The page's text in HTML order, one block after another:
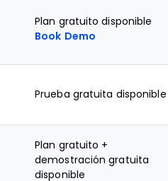
Plan gratuito disponible
Book Demo
Prueba gratuita disponible
Plan gratuito +
demostración gratuita
disponible